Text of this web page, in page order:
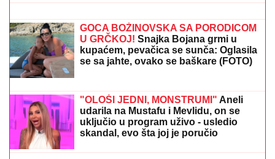
bikini, pa mamila poglede na plaži:
Ovakvu je retko viđamo (Foto)
kupaćem, pevačica se sunča: Oglasila
se sa jahte, ovako se baškare (FOTO)